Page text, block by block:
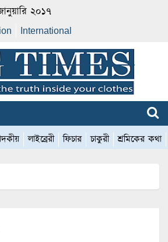
২০১৭
International
লাইব্রেরী ফিচার চাকুরী শ্রমিকের কথা